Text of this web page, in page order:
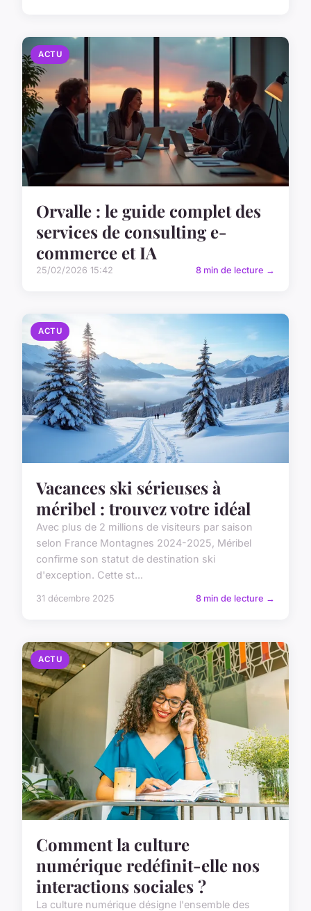
ACTU
Orvalle : le guide complet des
services de consulting e-
commerce et IA
25/02/2026 15:42 8 min de lecture →
ACTU
Vacances ski sérieuses à
méribel : trouvez votre idéal
Avec plus de 2 millions de visiteurs par saison
selon France Montagnes 2024-2025, Méribel
confirme son statut de destination ski
d'exception. Cette st...
31 décembre 2025 8 min de lecture →
ACTU
Comment la culture
numérique redéfinit-elle nos
interactions sociales ?
La culture numérique désigne l'ensemble des